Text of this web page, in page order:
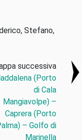
Stefano,
successiva
(Porto
di Cala
Mangiavolpe) –
Caprera (Porto
– Golfo di
Marinella